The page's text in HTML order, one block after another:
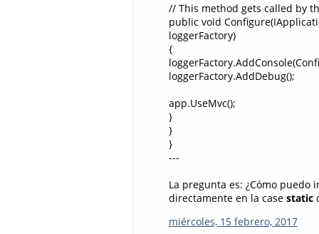
// This method gets called by
public void
loggerFactory)
{
loggerFactory.AddDebug();
app.UseMvc();
}
}
}
---
La pregunta es: ¿Cómo
directamente en la case static
miércoles, 15 febrero, 2017